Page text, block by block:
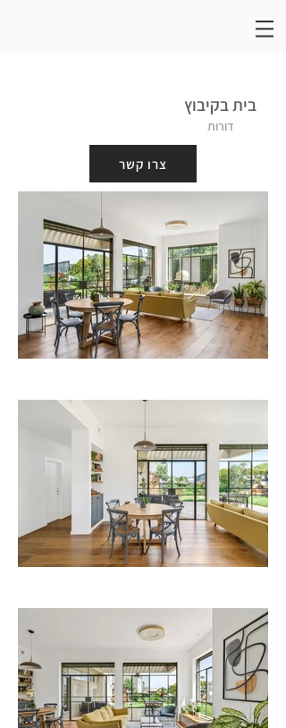
בית בקיבוץ
דורות
צרו קשר